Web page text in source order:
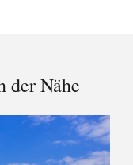
der Nähe